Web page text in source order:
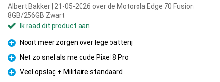
Albert Bakker | 21-05-2026 over de Motorola Edge 70 Fusion
8GB/256GB Zwart
Ik raad dit product aan
Pluspunt
Nooit meer zorgen over lege batterij
Pluspunt
Net zo snel als me oude Pixel 8 Pro
Pluspunt
Veel opslag + Militaire standaard